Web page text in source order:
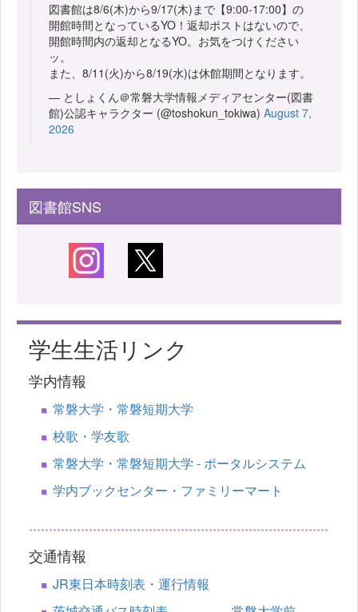
図書館は8/6(木)から9/17(木)まで【9:00-17:00】の
開館時間となっているYO！返却ポストはないので、
開館時間内の返却となるYO。お気をつけください
ッ。
また、8/11(火)から8/19(水)は休館期間となります。
— としょくん＠常磐大学情報メディアセンター(図書
館)公認キャラクター (@toshokun_tokiwa) August 7,
2026
図書館SNS
学生生活リンク
学内情報
常磐大学・常磐短期大学
校歌・学友歌
常磐大学・常磐短期大学 - ポータルシステム
学内ブックセンター・ファミリーマート
交通情報
JR東日本時刻表・運行情報